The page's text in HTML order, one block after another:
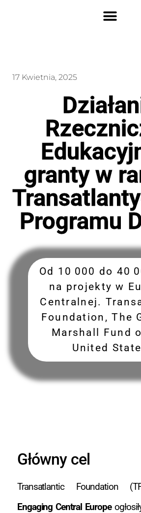
17 Kwietnia, 2025
granty w
Programu
Od 10 000 do 40
na projekty w
Centralnej.
Foundation, The
Marshall Fund
United
Główny cel
Transatlantic Foundation
Engaging Central Europe